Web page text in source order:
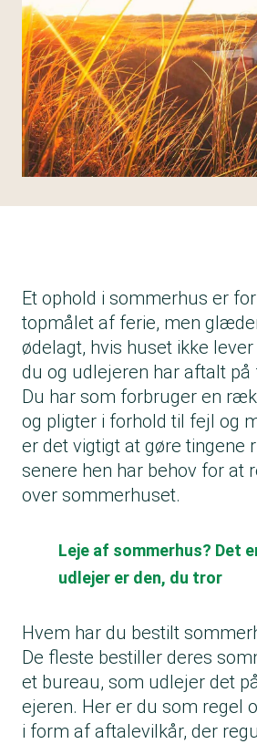
Et ophold i sommerhus er
topmålet af ferie, men
ødelagt, hvis huset ikke
du og udlejeren har aftalt på
Du har som forbruger en
og pligter i forhold til fejl og
er det vigtigt at gøre tingene
senere hen har behov for at
over sommerhuset.
Leje af sommerhus? Det
udlejer er den, du tror
Hvem har du bestilt
De fleste bestiller deres
et bureau, som udlejer det
ejeren. Her er du som regel
i form af aftalevilkår, der